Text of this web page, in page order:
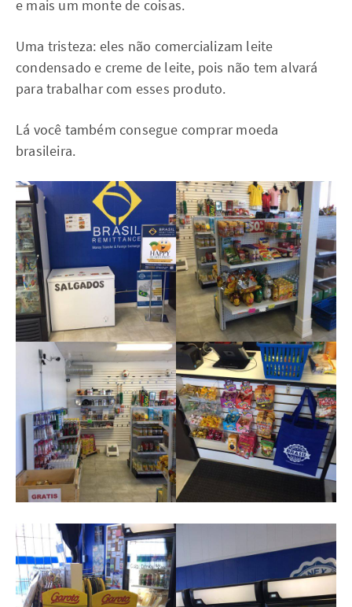
e mais um monte de coisas.
Uma tristeza: eles não comercializam leite
condensado e creme de leite, pois não tem alvará
para trabalhar com esses produto.
Lá você também consegue comprar moeda
brasileira.